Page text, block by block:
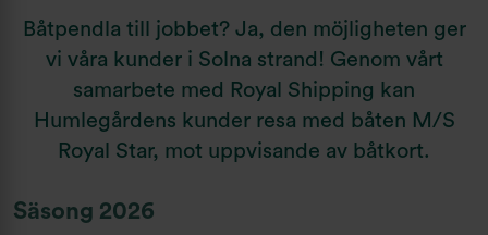
Båtpendla till jobbet? Ja, den möjligheten ger
vi våra kunder i Solna strand! Genom vårt
samarbete med Royal Shipping kan
Humlegårdens kunder resa med båten M/S
Royal Star, mot uppvisande av båtkort.
Säsong 2026